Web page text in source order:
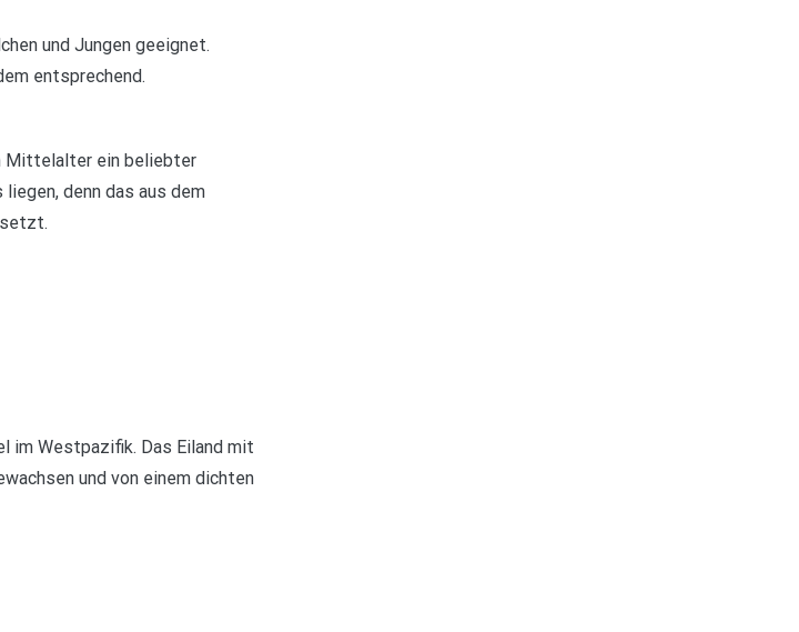
und Jungen geeignet.
entsprechend.
Mittelalter ein beliebter
liegen, denn das aus dem
im Westpazifik. Das Eiland mit
und von einem dichten